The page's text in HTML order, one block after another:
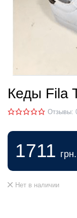
Кеды Fila
Отзывы:
1711 грн.
Нет в наличии